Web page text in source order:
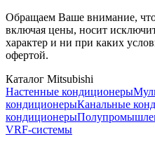
Обращаем Ваше внимание,
включая цены, носит
характер и ни при каких
офертой.
Каталог Mitsubishi
Настенные кондиционеры
кондиционерыКанальные
кондиционеры
VRF-системы